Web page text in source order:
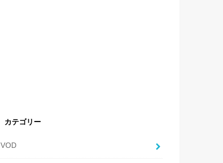
カテゴリー
VOD